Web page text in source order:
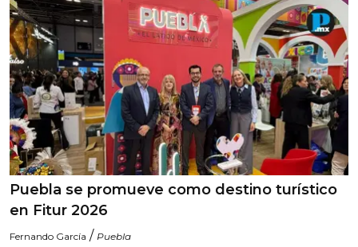
Puebla se promueve como destino turístico
en Fitur 2026
Fernando García / Puebla